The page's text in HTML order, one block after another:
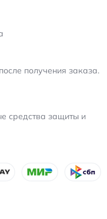
получения заказа.
средства защиты и